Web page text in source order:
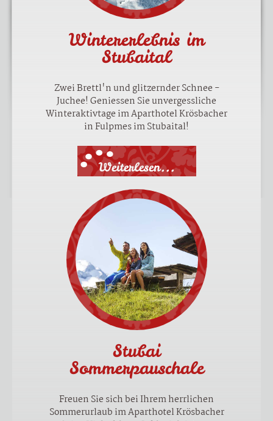
Wintererlebnis im
Stubaital
Zwei Brettl'n und glitzernder Schnee -
Juchee! Geniessen Sie unvergessliche
Winteraktivtage im Aparthotel Krösbacher
in Fulpmes im Stubaital!
Weiterlesen...
Stubai
Sommerpauschale
Freuen Sie sich bei Ihrem herrlichen
Sommerurlaub im Aparthotel Krösbacher